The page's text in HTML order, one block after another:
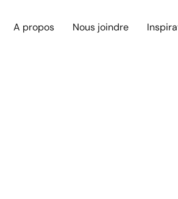
A propos Nous joindre